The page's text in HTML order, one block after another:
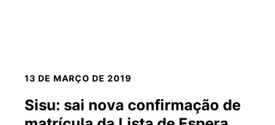
13 DE MARÇO DE 2019
Sisu: sai nova confirmação de